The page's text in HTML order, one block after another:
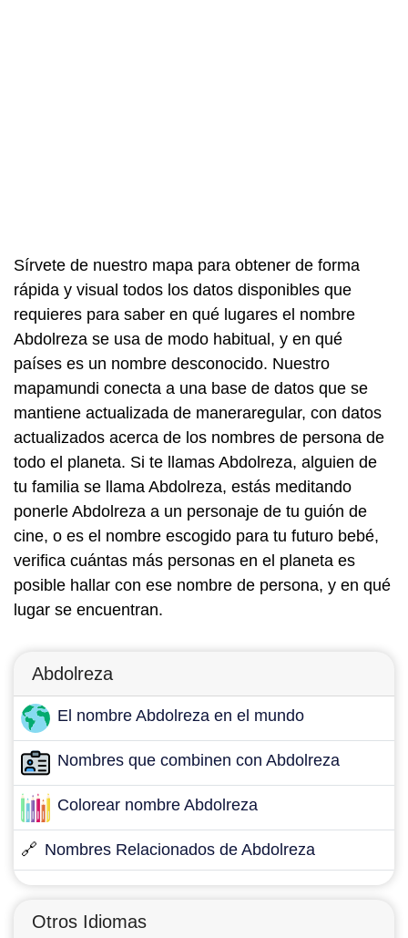
Sírvete de nuestro mapa para obtener de forma
rápida y visual todos los datos disponibles que
requieres para saber en qué lugares el nombre
Abdolreza se usa de modo habitual, y en qué
países es un nombre desconocido. Nuestro
mapamundi conecta a una base de datos que se
mantiene actualizada de maneraregular, con datos
actualizados acerca de los nombres de persona de
todo el planeta. Si te llamas Abdolreza, alguien de
tu familia se llama Abdolreza, estás meditando
ponerle Abdolreza a un personaje de tu guión de
cine, o es el nombre escogido para tu futuro bebé,
verifica cuántas más personas en el planeta es
posible hallar con ese nombre de persona, y en qué
lugar se encuentran.
Abdolreza
El nombre Abdolreza en el mundo
Nombres que combinen con Abdolreza
Colorear nombre Abdolreza
🔗 Nombres Relacionados de Abdolreza
Otros Idiomas